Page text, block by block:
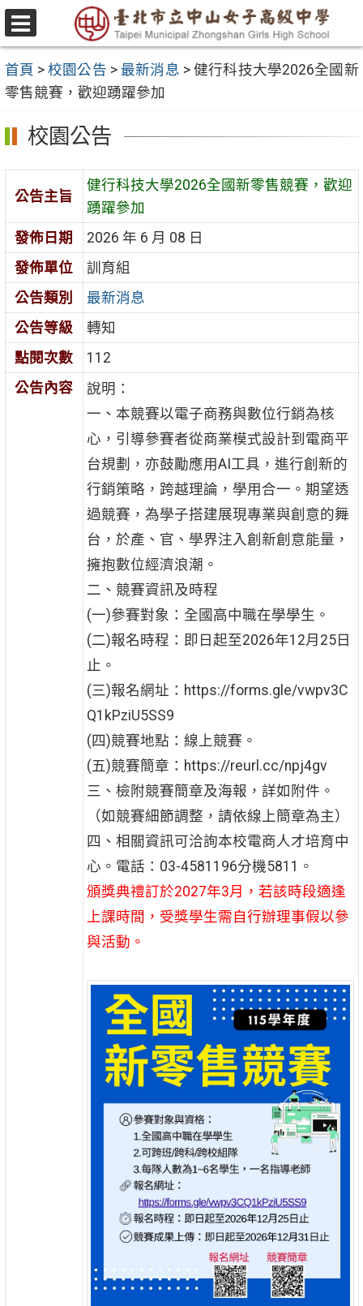
跳
至
要
內
容
區
選
單
首頁 >校園公告 > 最新消息 >健行科技大學2026全國新
零售競賽，歡迎踴躍參加
校園公告
公告主旨
健行科技大學2026全國新零售競賽，歡迎
踴躍參加
發佈日期
2026 年 6 月 08 日
發佈單位
訓育組
公告類別
最新消息
公告等級
轉知
點閱次數
112
公告內容
說明：
一、本競賽以電子商務與數位行銷為核
心，引導參賽者從商業模式設計到電商平
台規劃，亦鼓勵應用AI工具，進行創新的
行銷策略，跨越理論，學用合一。期望透
過競賽，為學子搭建展現專業與創意的舞
台，於產、官、學界注入創新創意能量，
擁抱數位經濟浪潮。
二、競賽資訊及時程
(一)參賽對象：全國高中職在學學生。
(二)報名時程：即日起至2026年12月25日
止。
(三)報名網址：https://forms.gle/vwpv3C
Q1kPziU5SS9
(四)競賽地點：線上競賽。
(五)競賽簡章：https://reurl.cc/npj4gv
三、檢附競賽簡章及海報，詳如附件。
（如競賽細節調整，請依線上簡章為主）
四、相關資訊可洽詢本校電商人才培育中
心。電話：03-4581196分機5811。
頒獎典禮訂於2027年3月，若該時段適逢
上課時間，受獎學生需自行辦理事假以參
與活動。